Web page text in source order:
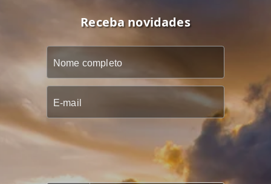
Receba novidades